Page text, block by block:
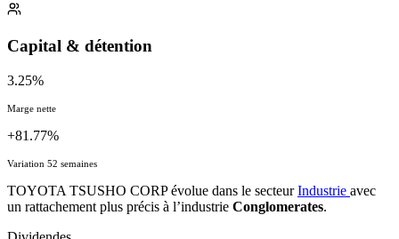
Capital & détention
3.25%
Marge nette
+81.77%
Variation 52 semaines
TOYOTA TSUSHO CORP évolue dans le secteurIndustrie avec
un rattachement plus précis à l’industrie Conglomerates.